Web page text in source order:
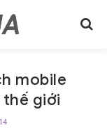
mobile
giới